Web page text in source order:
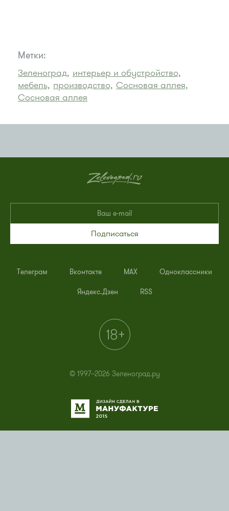
Метки:
Зеленоград, интерьер и обустройство,
мебель, производство, Сосновая аллея,
Сосновая аллея
Подписаться
Телеграм Вконтакте MAX Одноклассники
Яндекс.Дзен RSS
© 1997–2026 Зеленоград.ру